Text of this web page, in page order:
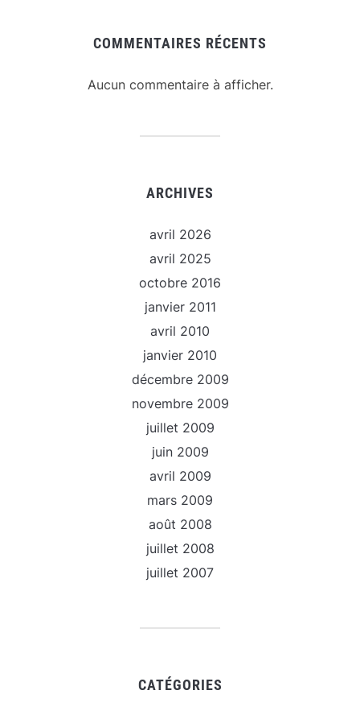
COMMENTAIRES RÉCENTS
Aucun commentaire à afficher.
ARCHIVES
avril 2026
avril 2025
octobre 2016
janvier 2011
avril 2010
janvier 2010
décembre 2009
novembre 2009
juillet 2009
juin 2009
avril 2009
mars 2009
août 2008
juillet 2008
juillet 2007
CATÉGORIES